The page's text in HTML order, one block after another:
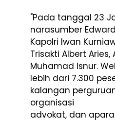
"Pada tanggal 23
narasumber
Kapolri Iwan
Trisakti Albert
Muhamad Isnur.
lebih dari 7.300
kalangan
organisasi
advokat, dan